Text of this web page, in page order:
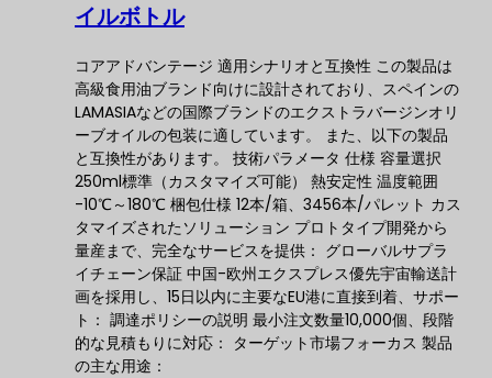
イルボトル
コアアドバンテージ 適用シナリオと互換性 この製品は
高級食用油ブランド向けに設計されており、スペインの
LAMASIAなどの国際ブランドのエクストラバージンオリ
ーブオイルの包装に適しています。 また、以下の製品
と互換性があります。 技術パラメータ 仕様 容量選択
250ml標準（カスタマイズ可能） 熱安定性 温度範囲
-10℃～180℃ 梱包仕様 12本/箱、3456本/パレット カス
タマイズされたソリューション プロトタイプ開発から
量産まで、完全なサービスを提供： グローバルサプラ
イチェーン保証 中国-欧州エクスプレス優先宇宙輸送計
画を採用し、15日以内に主要なEU港に直接到着、サポー
ト： 調達ポリシーの説明 最小注文数量10,000個、段階
的な見積もりに対応： ターゲット市場フォーカス 製品
の主な用途：